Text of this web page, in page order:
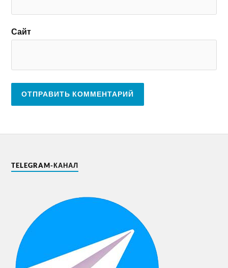
Сайт
TELEGRAM-КАНАЛ